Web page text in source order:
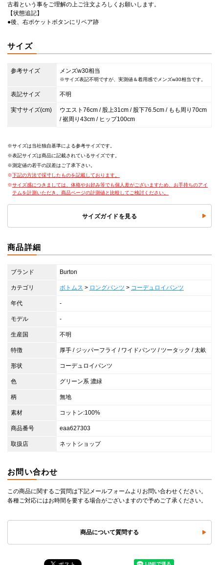
古着という事をご理解の上ご注文よろしくお願いします。
【状態追記】
●後、右ポケットボタンにリペア跡
サイズ
参考サイズ メンズw30相当
※サイズ表記不明ですが、実測値＆着用感でメンズw30相当です。
表記サイズ 不明
実寸サイズ(cm)
ウエスト76cm / 股上31cm / 股下76.5cm / もも周り70cm
/ 裾周り43cm / ヒップ100cm
サイズは当社独自基準による参考サイズです。
表記サイズは商品に記載されているサイズです。
測定値の若干の誤差はご了承下さい。
下記の方法で採寸したものを記載しております。
サイズ感につきましては、体格やお好み等でも個人差がございますため、お手持ちのアイ
テムを計測いただき、商品ページの計測値と比較してご検討ください。
サイズガイドを見る
商品詳細
ブランド Burton
カテゴリ ボトムス > ロングパンツ > コーデュロイパンツ
年代 -
モデル -
生産国 不明
特徴 厚手 / ジッパーフライ / ワイドパンツ / ツータック / 太畝
形状 コーデュロイパンツ
色 グリーン系 濃緑
柄 無地
素材 コットン:100%
商品番号 eaa627303
取扱店 ネットショップ
お問い合わせ
この商品に関するご質問は下記メールフォームよりお問い合わせください。
各種ご対応にはお時間を要する場合がございますので予めご了承ください。
商品について質問する